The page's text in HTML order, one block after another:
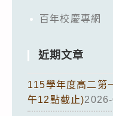
百年校慶專網
近期文章
115學年度高二第
午12點截止)